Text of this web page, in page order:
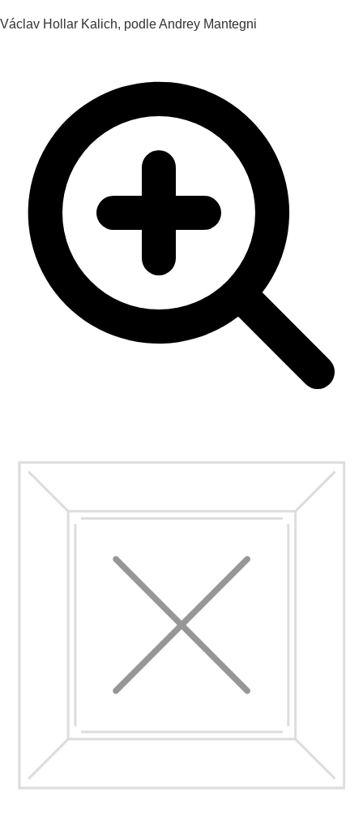
Václav Hollar Kalich, podle Andrey Mantegni